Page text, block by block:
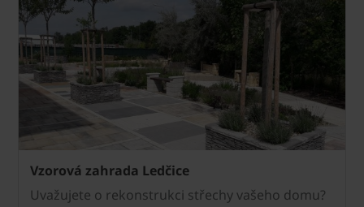
Vzorová zahrada Ledčice
Uvažujete o rekonstrukci střechy vašeho domu?